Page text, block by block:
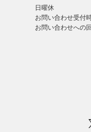
日曜休
お問い合わせ受付
お問い合わせへの